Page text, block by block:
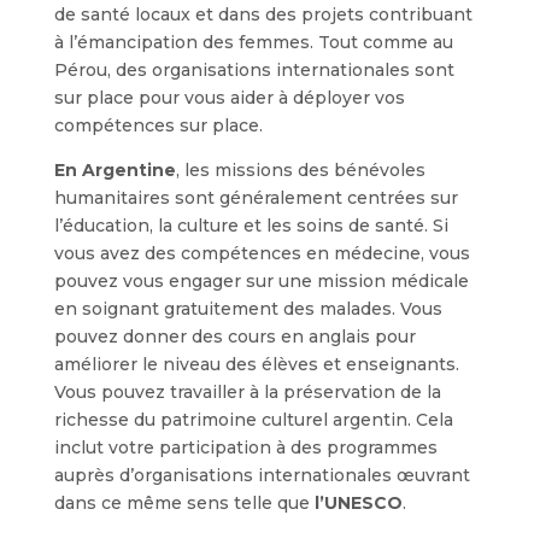
de santé locaux et dans des projets contribuant
à l’émancipation des femmes. Tout comme au
Pérou, des organisations internationales sont
sur place pour vous aider à déployer vos
compétences sur place.
En Argentine, les missions des bénévoles
humanitaires sont généralement centrées sur
l’éducation, la culture et les soins de santé. Si
vous avez des compétences en médecine, vous
pouvez vous engager sur une mission médicale
en soignant gratuitement des malades. Vous
pouvez donner des cours en anglais pour
améliorer le niveau des élèves et enseignants.
Vous pouvez travailler à la préservation de la
richesse du patrimoine culturel argentin. Cela
inclut votre participation à des programmes
auprès d’organisations internationales œuvrant
dans ce même sens telle que l’UNESCO.